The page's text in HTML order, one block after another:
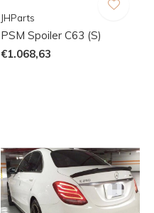
JHParts
PSM Spoiler C63 (S)
€1.068,63